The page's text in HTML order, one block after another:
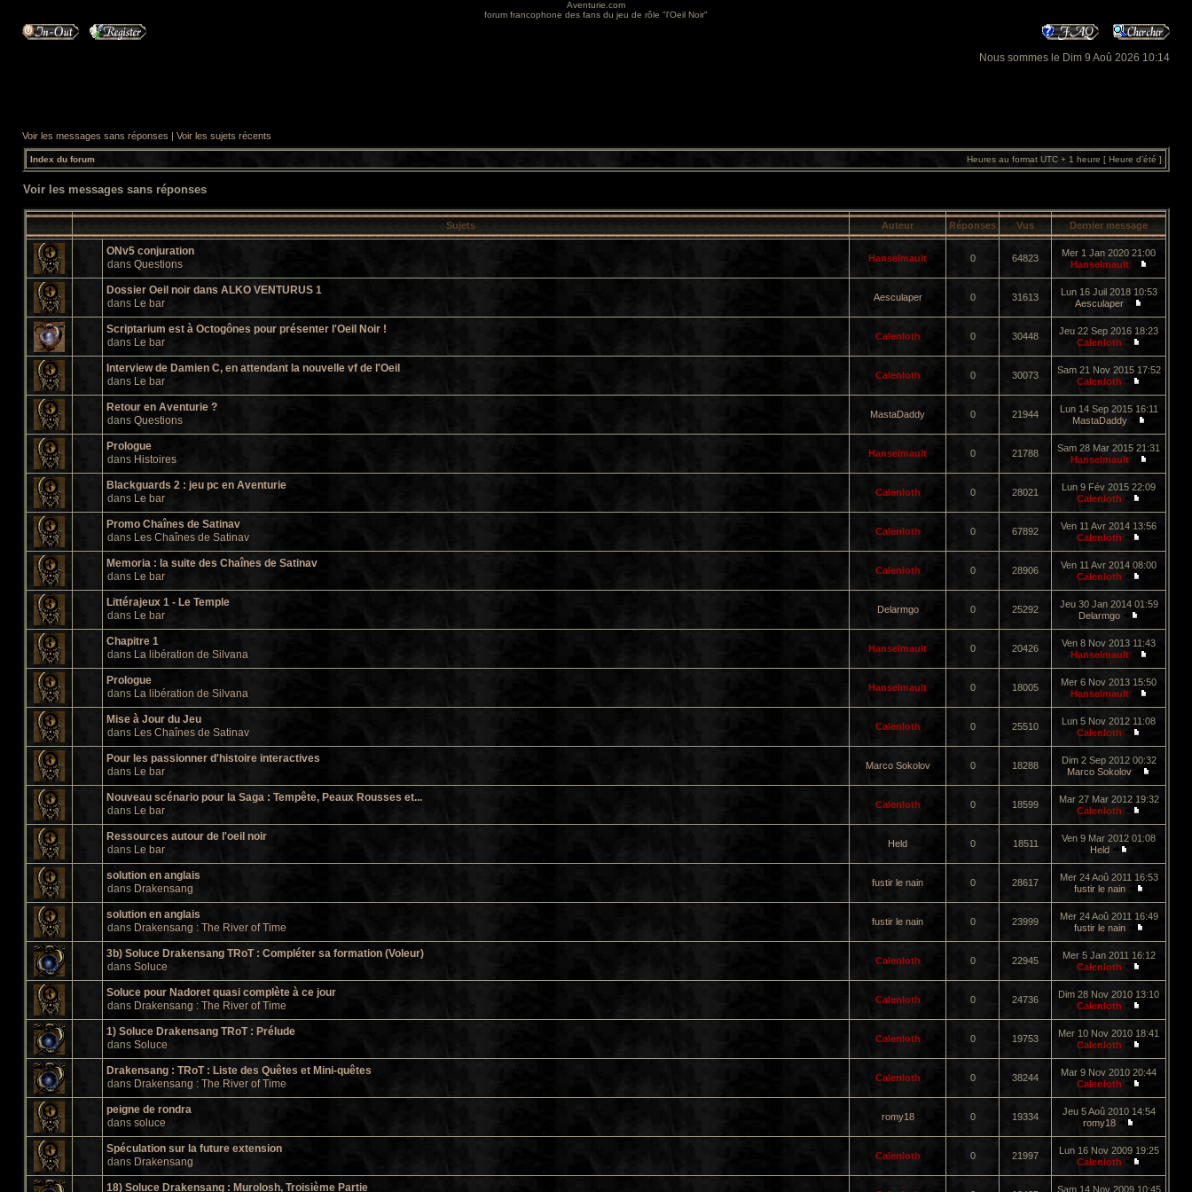
Aventurie.com
forum francophone des fans du jeu de rôle "l'Oeil Noir"
Nous sommes le Dim 9 Aoû 2026 10:14
Voir les messages sans réponses | Voir les sujets récents
Index du forum Heures au format UTC + 1 heure [ Heure d’été ]
Voir les messages sans réponses
Sujets Auteur Réponses Vus Dernier message
ONv5 conjuration
dans Questions Hanselmault 0 64823
Mer 1 Jan 2020 21:00
Hanselmault
Dossier Oeil noir dans ALKO VENTURUS 1
dans Le bar Aesculaper 0 31613
Lun 16 Juil 2018 10:53
Aesculaper
Scriptarium est à Octogônes pour présenter l'Oeil Noir !
dans Le bar Calenloth 0 30448
Jeu 22 Sep 2016 18:23
Calenloth
Interview de Damien C, en attendant la nouvelle vf de l'Oeil
dans Le bar Calenloth 0 30073
Sam 21 Nov 2015 17:52
Calenloth
Retour en Aventurie ?
dans Questions MastaDaddy 0 21944
Lun 14 Sep 2015 16:11
MastaDaddy
Prologue
dans Histoires Hanselmault 0 21788
Sam 28 Mar 2015 21:31
Hanselmault
Blackguards 2 : jeu pc en Aventurie
dans Le bar Calenloth 0 28021
Lun 9 Fév 2015 22:09
Calenloth
Promo Chaînes de Satinav
dans Les Chaînes de Satinav Calenloth 0 67892
Ven 11 Avr 2014 13:56
Calenloth
Memoria : la suite des Chaînes de Satinav
dans Le bar Calenloth 0 28906
Ven 11 Avr 2014 08:00
Calenloth
Littérajeux 1 - Le Temple
dans Le bar Delarmgo 0 25292
Jeu 30 Jan 2014 01:59
Delarmgo
Chapitre 1
dans La libération de Silvana Hanselmault 0 20426
Ven 8 Nov 2013 11:43
Hanselmault
Prologue
dans La libération de Silvana Hanselmault 0 18005
Mer 6 Nov 2013 15:50
Hanselmault
Mise à Jour du Jeu
dans Les Chaînes de Satinav Calenloth 0 25510
Lun 5 Nov 2012 11:08
Calenloth
Pour les passionner d'histoire interactives
dans Le bar Marco Sokolov 0 18288
Dim 2 Sep 2012 00:32
Marco Sokolov
Nouveau scénario pour la Saga : Tempête, Peaux Rousses et...
dans Le bar Calenloth 0 18599
Mar 27 Mar 2012 19:32
Calenloth
Ressources autour de l'oeil noir
dans Le bar Held 0 18511
Ven 9 Mar 2012 01:08
Held
solution en anglais
dans Drakensang fustir le nain 0 28617
Mer 24 Aoû 2011 16:53
fustir le nain
solution en anglais
dans Drakensang : The River of Time fustir le nain 0 23999
Mer 24 Aoû 2011 16:49
fustir le nain
3b) Soluce Drakensang TRoT : Compléter sa formation (Voleur)
dans Soluce Calenloth 0 22945
Mer 5 Jan 2011 16:12
Calenloth
Soluce pour Nadoret quasi complète à ce jour
dans Drakensang : The River of Time Calenloth 0 24736
Dim 28 Nov 2010 13:10
Calenloth
1) Soluce Drakensang TRoT : Prélude
dans Soluce Calenloth 0 19753
Mer 10 Nov 2010 18:41
Calenloth
Drakensang : TRoT : Liste des Quêtes et Mini-quêtes
dans Drakensang : The River of Time Calenloth 0 38244
Mar 9 Nov 2010 20:44
Calenloth
peigne de rondra
dans soluce romy18 0 19334
Jeu 5 Aoû 2010 14:54
romy18
Spéculation sur la future extension
dans Drakensang Calenloth 0 21997
Lun 16 Nov 2009 19:25
Calenloth
18) Soluce Drakensang : Murolosh, Troisième Partie Sam 14 Nov 2009 10:45